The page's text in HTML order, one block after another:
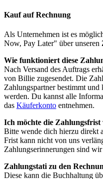
Kauf auf Rechnung
Als Unternehmen ist es
Now, Pay Later" über unseren
Wie funktioniert diese
Nach Versand des Auftrags
von Billie zugesendet. Die
Zahlungspartner bestimmt
werden. Du kannst alle
das Käuferkonto entnehmen.
Ich möchte die Zahlungsfrist
Bitte wende dich hierzu direkt
Frist kann nicht von uns
Zahlungserinnerungen sind
Zahlungstati zu den
Diese kann die Buchhaltung